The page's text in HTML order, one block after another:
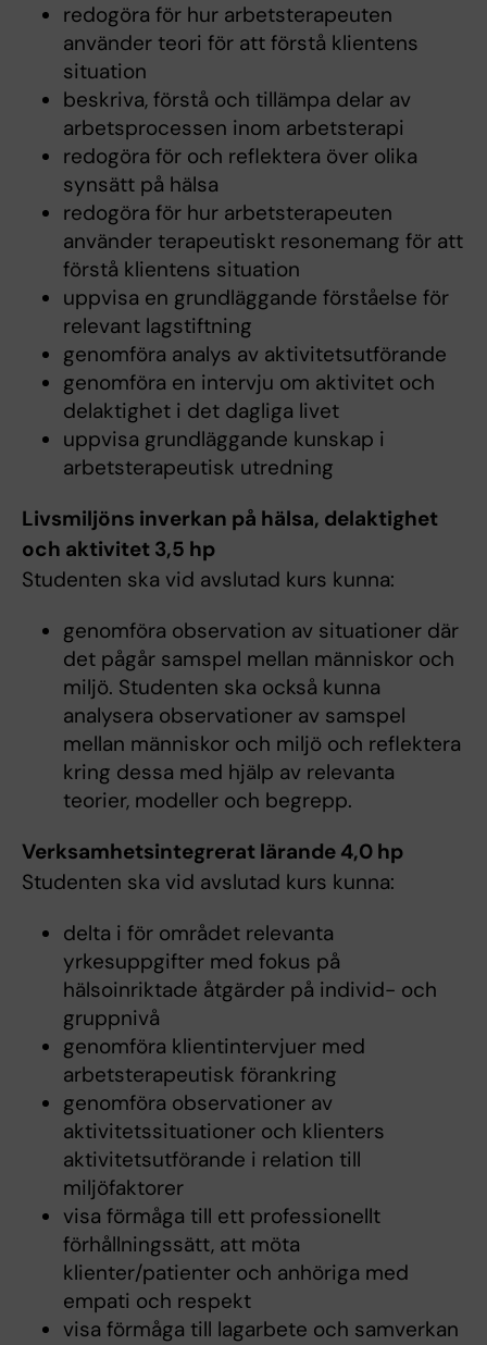
redogöra för hur arbetsterapeuten
använder teori för att förstå klientens
situation
beskriva, förstå och tillämpa delar av
arbetsprocessen inom arbetsterapi
redogöra för och reflektera över olika
synsätt på hälsa
redogöra för hur arbetsterapeuten
använder terapeutiskt resonemang för att
förstå klientens situation
uppvisa en grundläggande förståelse för
relevant lagstiftning
genomföra analys av aktivitetsutförande
genomföra en intervju om aktivitet och
delaktighet i det dagliga livet
uppvisa grundläggande kunskap i
arbetsterapeutisk utredning
Livsmiljöns inverkan på hälsa, delaktighet
och aktivitet 3,5 hp
Studenten ska vid avslutad kurs kunna:
genomföra observation av situationer där
det pågår samspel mellan människor och
miljö. Studenten ska också kunna
analysera observationer av samspel
mellan människor och miljö och reflektera
kring dessa med hjälp av relevanta
teorier, modeller och begrepp.
Verksamhetsintegrerat lärande 4,0 hp
Studenten ska vid avslutad kurs kunna:
delta i för området relevanta
yrkesuppgifter med fokus på
hälsoinriktade åtgärder på individ- och
gruppnivå
genomföra klientintervjuer med
arbetsterapeutisk förankring
genomföra observationer av
aktivitetssituationer och klienters
aktivitetsutförande i relation till
miljöfaktorer
visa förmåga till ett professionellt
förhållningssätt, att möta
klienter/patienter och anhöriga med
empati och respekt
visa förmåga till lagarbete och samverkan